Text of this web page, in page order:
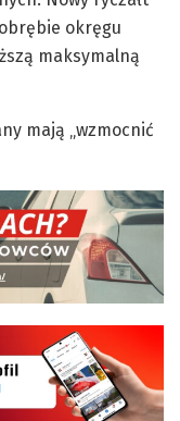
okręgu
maksymalną
mają „wzmocnić